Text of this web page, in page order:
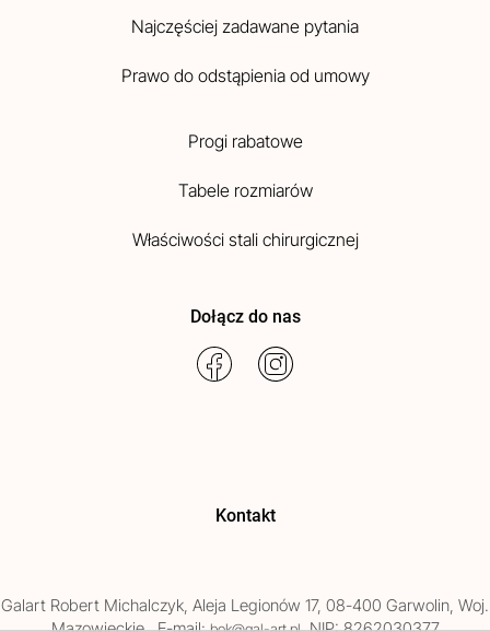
Najczęściej zadawane pytania
Prawo do odstąpienia od umowy
Progi rabatowe
Tabele rozmiarów
Właściwości stali chirurgicznej
Dołącz do nas
Kontakt
Galart Robert Michalczyk, Aleja Legionów 17, 08-400 Garwolin, Woj.